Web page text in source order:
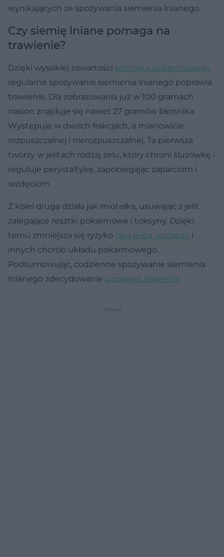
wynikających ze spożywania siemienia lnianego.
Czy siemię lniane pomaga na
trawienie?
Dzięki wysokiej zawartości błonnika pokarmowego
regularne spożywanie siemienia lnianego poprawia
trawienie. Dla zobrazowania już w 100 gramach
nasion znajduje się nawet 27 gramów błonnika.
Występuje w dwóch frakcjach, a mianowicie
rozpuszczalnej i nierozpuszczalnej. Ta pierwsza
tworzy w jelitach rodzaj żelu, który chroni śluzówkę i
reguluje perystaltykę, zapobiegając zaparciom i
wzdęciom.
Z kolei druga działa jak miotełka, usuwając z jelit
zalegające resztki pokarmowe i toksyny. Dzięki
temu zmniejsza się ryzyko raka jelita grubego i
innych chorób układu pokarmowego.
Podsumowując, codzienne spożywanie siemienia
lnianego zdecydowanie poprawia trawienie.